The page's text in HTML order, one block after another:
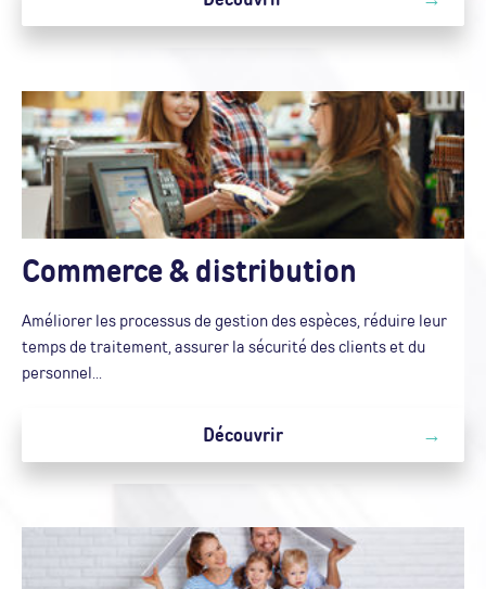
Commerce & distribution
Améliorer les processus de gestion des espèces, réduire leur
temps de traitement, assurer la sécurité des clients et du
personnel...
Découvrir